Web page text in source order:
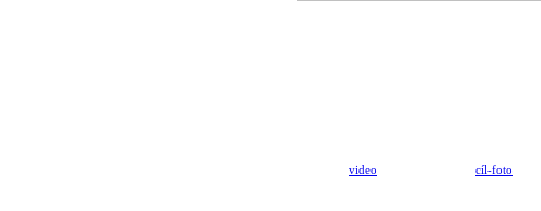
video cíl-foto